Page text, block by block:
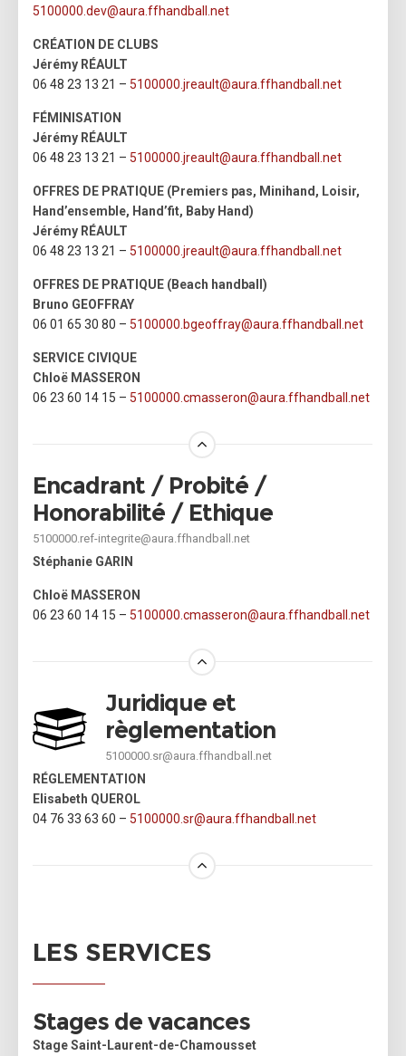
5100000.dev@aura.ffhandball.net
CRÉATION DE CLUBS
Jérémy RÉAULT
06 48 23 13 21 – 5100000.jreault@aura.ffhandball.net
FÉMINISATION
Jérémy RÉAULT
06 48 23 13 21 – 5100000.jreault@aura.ffhandball.net
OFFRES DE PRATIQUE (Premiers pas, Minihand, Loisir,
Hand’ensemble, Hand’fit, Baby Hand)
Jérémy RÉAULT
06 48 23 13 21 – 5100000.jreault@aura.ffhandball.net
OFFRES DE PRATIQUE (Beach handball)
Bruno GEOFFRAY
06 01 65 30 80 – 5100000.bgeoffray@aura.ffhandball.net
SERVICE CIVIQUE
Chloë MASSERON
06 23 60 14 15 – 5100000.cmasseron@aura.ffhandball.net
Encadrant / Probité /
Honorabilité / Ethique
5100000.ref-integrite@aura.ffhandball.net
Stéphanie GARIN
Chloë MASSERON
06 23 60 14 15 – 5100000.cmasseron@aura.ffhandball.net
Juridique et
règlementation
5100000.sr@aura.ffhandball.net
RÉGLEMENTATION
Elisabeth QUEROL
04 76 33 63 60 – 5100000.sr@aura.ffhandball.net
LES SERVICES
Stages de vacances
Stage Saint-Laurent-de-Chamousset